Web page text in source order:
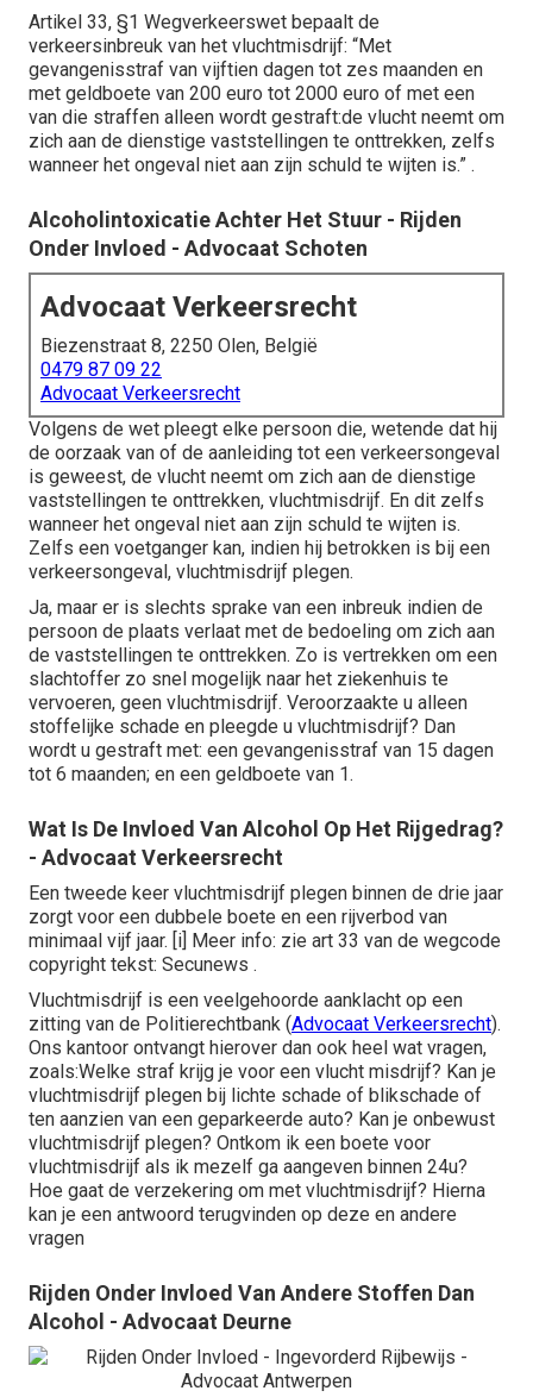
Artikel 33, §1 Wegverkeerswet bepaalt de
verkeersinbreuk van het vluchtmisdrijf: “Met
gevangenisstraf van vijftien dagen tot zes maanden en
met geldboete van 200 euro tot 2000 euro of met een
van die straffen alleen wordt gestraft:de vlucht neemt om
zich aan de dienstige vaststellingen te onttrekken, zelfs
wanneer het ongeval niet aan zijn schuld te wijten is.” .
Alcoholintoxicatie Achter Het Stuur - Rijden
Onder Invloed - Advocaat Schoten
Advocaat Verkeersrecht
Biezenstraat 8, 2250 Olen, België
0479 87 09 22
Advocaat Verkeersrecht
Volgens de wet pleegt elke persoon die, wetende dat hij
de oorzaak van of de aanleiding tot een verkeersongeval
is geweest, de vlucht neemt om zich aan de dienstige
vaststellingen te onttrekken, vluchtmisdrijf. En dit zelfs
wanneer het ongeval niet aan zijn schuld te wijten is.
Zelfs een voetganger kan, indien hij betrokken is bij een
verkeersongeval, vluchtmisdrijf plegen.
Ja, maar er is slechts sprake van een inbreuk indien de
persoon de plaats verlaat met de bedoeling om zich aan
de vaststellingen te onttrekken. Zo is vertrekken om een
slachtoffer zo snel mogelijk naar het ziekenhuis te
vervoeren, geen vluchtmisdrijf. Veroorzaakte u alleen
stoffelijke schade en pleegde u vluchtmisdrijf? Dan
wordt u gestraft met: een gevangenisstraf van 15 dagen
tot 6 maanden; en een geldboete van 1.
Wat Is De Invloed Van Alcohol Op Het Rijgedrag?
- Advocaat Verkeersrecht
Een tweede keer vluchtmisdrijf plegen binnen de drie jaar
zorgt voor een dubbele boete en een rijverbod van
minimaal vijf jaar. [i] Meer info: zie art 33 van de wegcode
copyright tekst: Secunews .
Vluchtmisdrijf is een veelgehoorde aanklacht op een
zitting van de Politierechtbank (Advocaat Verkeersrecht).
Ons kantoor ontvangt hierover dan ook heel wat vragen,
zoals:Welke straf krijg je voor een vlucht misdrijf? Kan je
vluchtmisdrijf plegen bij lichte schade of blikschade of
ten aanzien van een geparkeerde auto? Kan je onbewust
vluchtmisdrijf plegen? Ontkom ik een boete voor
vluchtmisdrijf als ik mezelf ga aangeven binnen 24u?
Hoe gaat de verzekering om met vluchtmisdrijf? Hierna
kan je een antwoord terugvinden op deze en andere
vragen
Rijden Onder Invloed Van Andere Stoffen Dan
Alcohol - Advocaat Deurne